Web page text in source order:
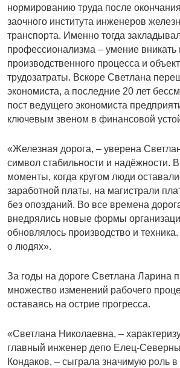
нормированию труда после
заочного института инженеров
транспорта. Именно тогда
профессионализма – умение вникать
производственного процесса и
трудозатраты. Вскоре Светлана
экономиста, а последние 20 лет
пост ведущего экономиста
ключевым звеном в финансовой
«Железная дорога, – уверена
символ стабильности и надёжности.
моменты, когда кругом люди
заработной платы, на магистрали
без опозданий. Во все времена
внедрялись новые формы
обновлялось производство и
о людях».
За годы на дороге Светлана Ларина
множество изменений рабочего
оставаясь на острие прогресса.
«Светлана Николаевна, –
главный инженер депо Елец-
Кондаков, – сыграла значимую роль в